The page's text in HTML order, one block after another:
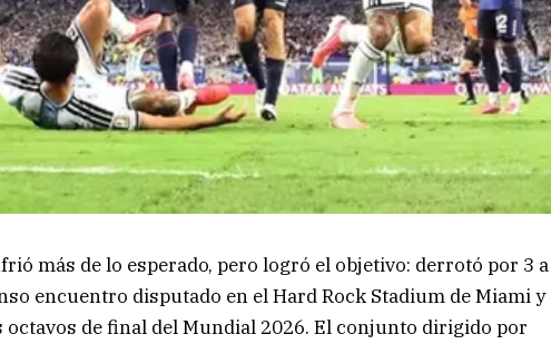
más de lo esperado, pero logró el objetivo: derrotó por 3 a
encuentro disputado en el Hard Rock Stadium de Miami y
octavos de final del Mundial 2026. El conjunto dirigido por